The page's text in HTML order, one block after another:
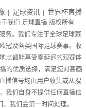
足球资讯 世界杯直播
我们 足球直播版权所有
务。我们专注于全球足球赛
冠及各类国际足球赛事。收
点都能享受零延迟的观赛体
的优质选择，满足您对高画
播信号均由用户收集或从搜
我们自身不提供任何直播信
我们会第一时间处理。